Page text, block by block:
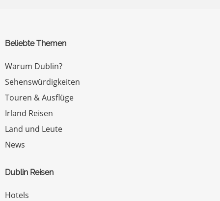
Beliebte Themen
Warum Dublin?
Sehenswürdigkeiten
Touren & Ausflüge
Irland Reisen
Land und Leute
News
Dublin Reisen
Hotels